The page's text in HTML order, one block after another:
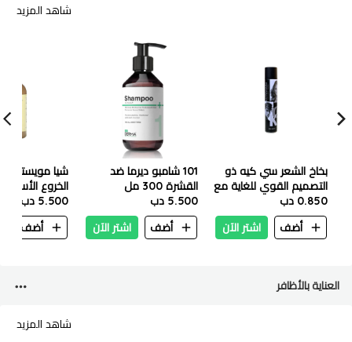
شاهد المزيد
بخاخ الشعر سي كيه ذو
التصميم القوي للغاية مع
الفيتامينات 420 مل
0.850 دب
أضف
اشتر الآن
101 شامبو ديرما ضد
القشرة 300 مل
5.500 دب
أضف
اشتر الآن
شيا مويستشر
الخروع الأسود
مل
5.500 دب
أضف
العناية بالأظافر
شاهد المزيد